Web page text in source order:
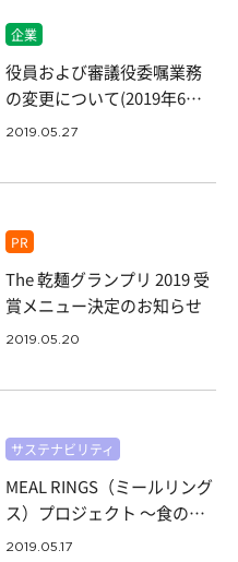
企業
役員および審議役委嘱業務
の変更について(2019年6月1
日付)
2019.05.27
PR
The 乾麺グランプリ 2019 受
賞メニュー決定のお知らせ
2019.05.20
サステナビリティ
MEAL RINGS（ミールリング
ス）プロジェクト ～食の環
を広げよう、ニッポン 。
2019.05.17